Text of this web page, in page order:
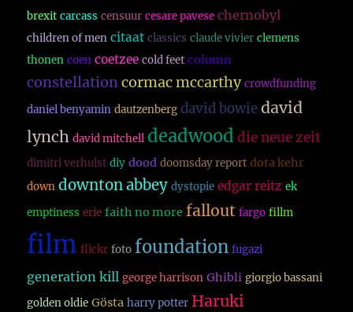
brexit carcass censuur cesare pavese chernobyl
children of men citaat classics claude vivier clemens
thonen coen coetzee cold feet column
constellationcormac mccarthy crowdfunding
daniel benyamin dautzenberg david bowie david
lynch david mitchell deadwood die neue zeit
dimitri verhulst diy dood doomsday report dota kehr
down downton abbey dystopie edgar reitz ek
emptiness erie faith no more fallout fargo fillm
film flickr foto foundation fugazi
generation kill george harrison Ghibli giorgio bassani
golden oldie Gösta harry potter Haruki